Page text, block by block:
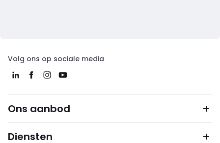
Volg ons op sociale media
Ons aanbod
Diensten